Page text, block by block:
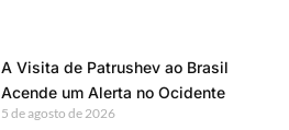
A Visita de Patrushev ao Brasil
Acende um Alerta no Ocidente
5 de agosto de 2026